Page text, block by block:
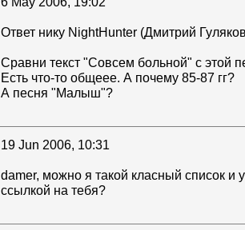
Ответ нику NightHunter (Дмитрий
Сравни текст "Совсем больной" с этой
Есть что-то общеее. А почему 85-87 гг?
А песня "Малыш"?
19 Jun 2006, 10:31
damer, можно я такой класный список и
ссылкой на тебя?